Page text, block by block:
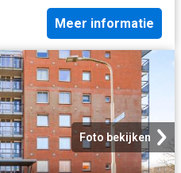
Meer informatie
Foto bekijken